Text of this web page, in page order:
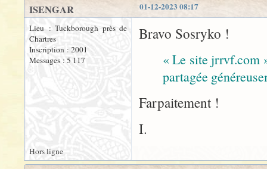
01-12-2023 08:17
ISENGAR
Lieu : Tuckborough près de
Chartres
Inscription : 2001
Messages : 5 117
Bravo Sosryko !
« Le site jrrvf.com
partagée
Farpaitement !
I.
Hors ligne